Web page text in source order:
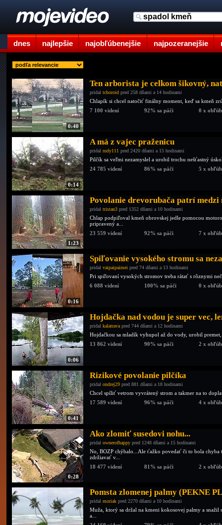
dnes najlepšie najobľúbenejšie najpozeranejšie
0:40
Ten arborista je celkom šikovný,
pridal tchoroid pred 258 dňami a 14 hodinami
Chlapík si chcel natočiť finálny moment, keď sa kmeň
7 100 videní
92% sa páči 0 x
0:14
A má z vajec praženicu
pridal rudy111 pred 2420 dňami a 15 hodinami
Pilčík sa veľmi nezamyslel a urobil trochu nešťastný
24 785 videní
86% sa páči 5 x
1:23
Povolanie drevorubača patrí
pridal tristan3 pred 1352 dňami a 10 hodinami
Chlap podpiľoval kmeň obrovskej jedle pomocou
pripravený a...
23 559 videní
92% sa páči 7 x
0:16
Spiľovanie vysokého stromu sa
pridal vaipaipaimei pred 74 dňami a 13 hodinami
Pri spiľovaní vysokých stromov treba rátať s rôznymi
6 088 videní
100% sa páči 0 x
0:06
Hojdačka nad vodou je super vec,
pridal kalatrava pred 744 dňami a 12 hodinami
Hojdačkou sa mladík vyhupol až do vody, urobil
13 862 videní
90% sa páči 2 x
0:41
Rizikové povolanie pilčíka
pridal ondrej29 pred 881 dňami a 18 hodinami
Chcel spíliť vetrom vyvrátený strom a takmer na to
17 589 videní
96% sa páči 4 x
0:28
Ako zlomiť susedovi nohu...
pridal ownerofhappy pred 1248 dňami a 15 hodinami
No, BOZP chýbalo...Ale ťažko povedať či to bola chyba
zdržiavať v...
18 477 videní
81% sa páči 2 x
Pomsta zlomenej palmy (PEKNE
pridal moriak pred 2270 dňami a 10 hodinami
Muža, ktorý sa držal na kmeni kokosovej palmy a
a...